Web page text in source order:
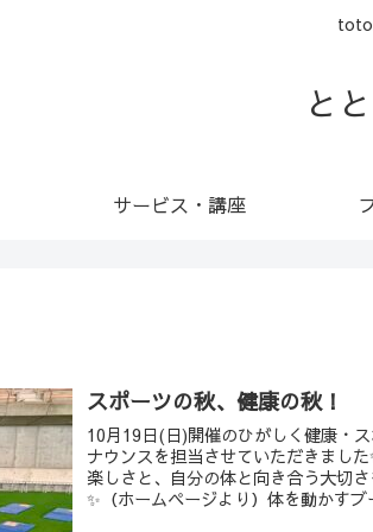
と
サービス・講座
スポーツの秋、健康の秋！
10月19日(日)開催のひがしく健康・
ナウンスを担当させていただきまし
楽しさと、自分の体と向き合う大切
✨（ホームページより）体を動かす